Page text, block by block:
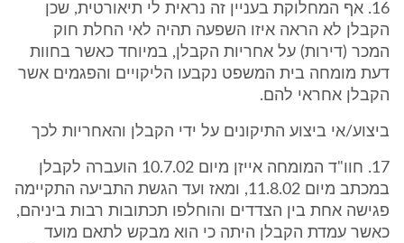
16. אף המחלוקת בעניין זה נראית לי תיאורטית, שכן
הקבלן לא הראה איזו השפעה תהיה לאי החלת חוק
המכר (דירות) על אחריות הקבלן, במיוחד כאשר בחוות
דעת מומחה בית המשפט נקבעו הליקויים והפגמים אשר
הקבלן אחראי להם.
ביצוע/אי ביצוע התיקונים על ידי הקבלן והאחריות לכך
17. חוו"ד המומחה אייזן מיום 10.7.02 הועברה לקבלן
במכתב מיום 11.8.02, ומאז ועד הגשת התביעה התקיימה
פגישה אחת בין הצדדים והוחלפו תכתובות רבות ביניהם,
כאשר עמדת הקבלן היתה כי הוא מבקש לתאם מועד